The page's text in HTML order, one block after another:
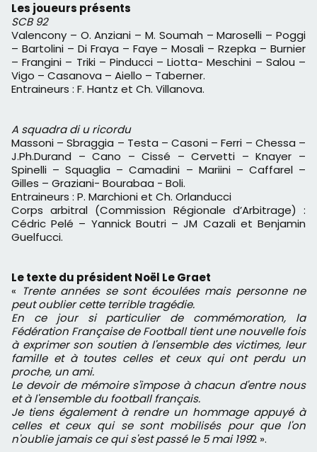
Les joueurs présents
SCB 92
Valencony – O. Anziani – M. Soumah – Maroselli – Poggi
– Bartolini – Di Fraya – Faye – Mosali – Rzepka – Burnier
– Frangini – Triki – Pinducci – Liotta- Meschini – Salou –
Vigo – Casanova – Aiello – Taberner.
Entraineurs : F. Hantz et Ch. Villanova.
A squadra di u ricordu
Massoni – Sbraggia – Testa – Casoni – Ferri – Chessa –
J.Ph.Durand – Cano – Cissé – Cervetti – Knayer –
Spinelli – Squaglia – Camadini – Mariini – Caffarel –
Gilles – Graziani- Bourabaa - Boli.
Entraineurs : P. Marchioni et Ch. Orlanducci
Corps arbitral (Commission Régionale d’Arbitrage) :
Cédric Pelé – Yannick Boutri – JM Cazali et Benjamin
Guelfucci.
Le texte du président Noël Le Graet
« Trente années se sont écoulées mais personne ne
peut oublier cette terrible tragédie.
En ce jour si particulier de commémoration, la
Fédération Française de Football tient une nouvelle fois
à exprimer son soutien à l'ensemble des victimes, leur
famille et à toutes celles et ceux qui ont perdu un
proche, un ami.
Le devoir de mémoire s'impose à chacun d'entre nous
et à l'ensemble du football français.
Je tiens également à rendre un hommage appuyé à
celles et ceux qui se sont mobilisés pour que l'on
n'oublie jamais ce qui s'est passé le 5 mai 1992 ».